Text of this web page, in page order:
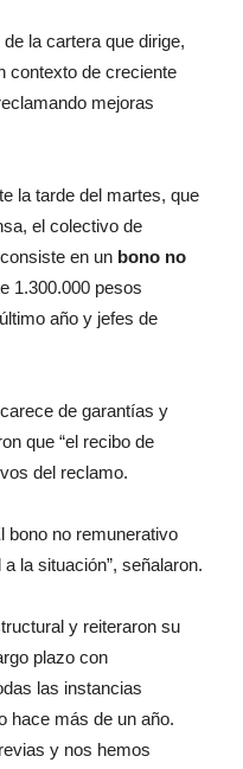
la cartera que dirige,
contexto de creciente
mejoras
la tarde del martes, que
el colectivo de
consiste en un bono no
1.300.000 pesos
año y jefes de
de garantías y
que “el recibo de
del reclamo.
bono no remunerativo
la situación”, señalaron.
y reiteraron su
plazo con
las instancias
hace más de un año.
y nos hemos